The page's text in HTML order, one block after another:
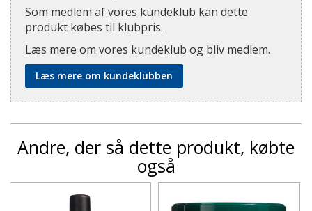
Som medlem af vores kundeklub kan dette
produkt købes til klubpris.
Læs mere om vores kundeklub og bliv medlem.
Læs mere om kundeklubben
Andre, der så dette produkt, købte
også